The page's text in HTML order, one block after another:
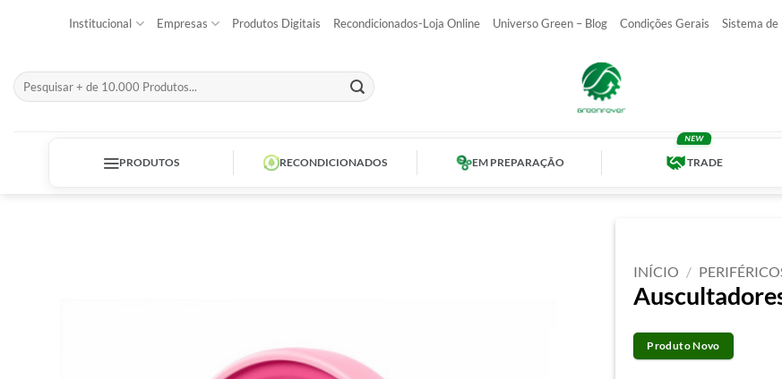
Institucional Empresas Produtos Digitais Recondicionados-Loja Online Universo Green – Blog Condições Gerais Sistema de
Pesquisar
por:
PRODUTOS RECONDICIONADOS EM PREPARAÇÃO TRADE
INÍCIO /
Produto Novo